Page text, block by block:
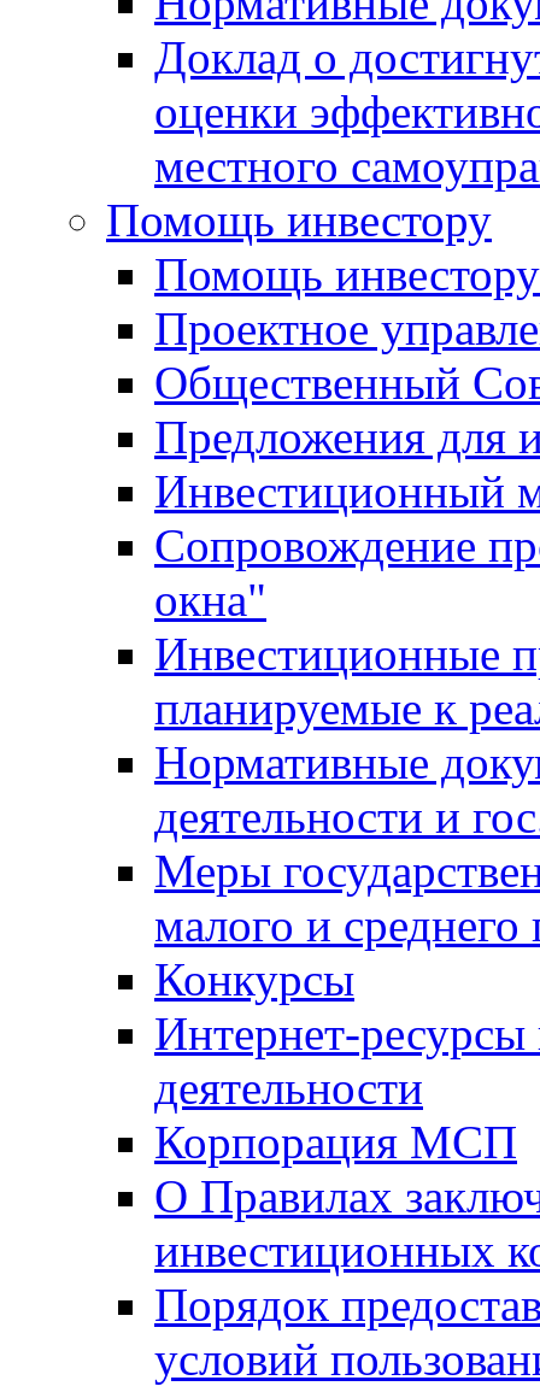
Доклад о
оценки
местного
Помощь инвестору
Помощь инвестору
Проектное
Общественный
Предложения для
Инвестиционный
Сопровождение
окна"
Инвестиционные
планируемые к
Нормативные
деятельности и
Меры
малого и среднего
Конкурсы
Интернет-
деятельности
Корпорация МСП
О Правилах
инвестиционных
Порядок
условий